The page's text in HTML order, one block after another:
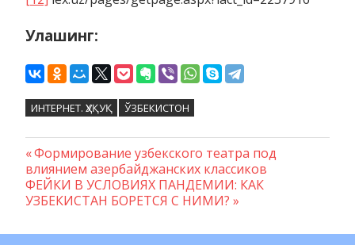
Улашинг:
ИНТЕРНЕТ. ҲУҚУҚ ЎЗБЕКИСТОН
Навигация
по
Предыдущая
запись:
Формирование узбекского театра под
влиянием азербайджанских классиков
Следующая
запись:
ФЕЙКИ В УСЛОВИЯХ ПАНДЕМИИ: КАК
УЗБЕКИСТАН БОРЕТСЯ С НИМИ?